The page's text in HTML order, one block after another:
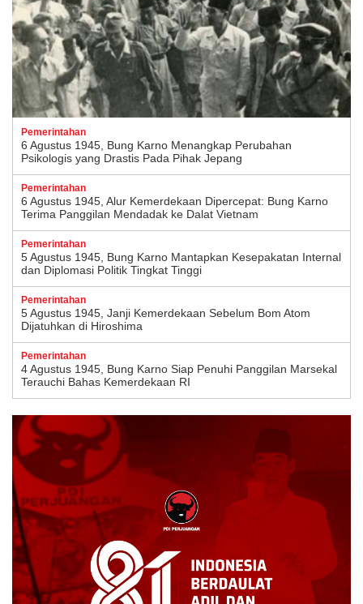
Pemerintahan
6 Agustus 1945, Bung Karno Menangkap Perubahan
Psikologis yang Drastis Pada Pihak Jepang
Pemerintahan
6 Agustus 1945, Alur Kemerdekaan Dipercepat: Bung Karno
Terima Panggilan Mendadak ke Dalat Vietnam
Pemerintahan
5 Agustus 1945, Bung Karno Mantapkan Kesepakatan Internal
dan Diplomasi Politik Tingkat Tinggi
Pemerintahan
5 Agustus 1945, Janji Kemerdekaan Sebelum Bom Atom
Dijatuhkan di Hiroshima
Pemerintahan
4 Agustus 1945, Bung Karno Siap Penuhi Panggilan Marsekal
Terauchi Bahas Kemerdekaan RI